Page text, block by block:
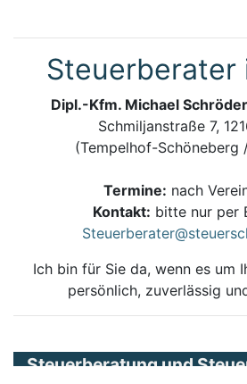
Steuerberater
Dipl.-Kfm. Michael Schröder
Schmiljanstraße 7,
(Tempelhof-Schöneberg
Termine: nach
Kontakt: bitte nur per
Ich bin für Sie da, wenn es um
persönlich, zuverlässig
Steuerberatung und